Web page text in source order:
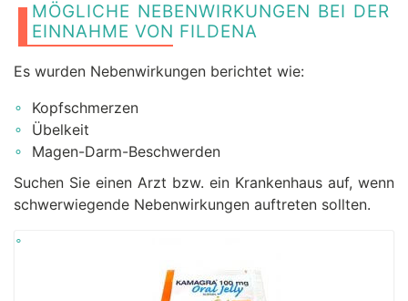
MÖGLICHE NEBENWIRKUNGEN BEI DER
EINNAHME VON FILDENA
Es wurden Nebenwirkungen berichtet wie:
Kopfschmerzen
Übelkeit
Magen-Darm-Beschwerden
Suchen Sie einen Arzt bzw. ein Krankenhaus auf, wenn
schwerwiegende Nebenwirkungen auftreten sollten.